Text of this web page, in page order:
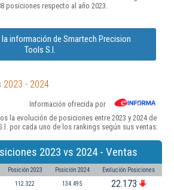
posiciones respecto al año 2023.
información de Smartech Precision
Tools S.l.
- 2024
Información ofrecida por
la evolución de posiciones entre 2023 y 2024 de
por cada uno de los rankings según sus ventas:
2023 vs 2024 - Ventas
Posición 2023 Posición 2024 Evolución Posiciones
112.322 134.495 22.173